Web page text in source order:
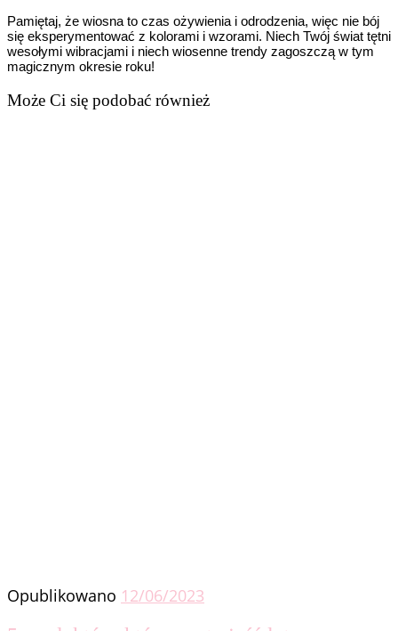
Pamiętaj, że wiosna to czas ożywienia i odrodzenia, więc nie bój
się eksperymentować z kolorami i wzorami. Niech Twój świat tętni
wesołymi wibracjami i niech wiosenne trendy zagoszczą w tym
magicznym okresie roku!
Może Ci się podobać również
Opublikowano 12/06/2023